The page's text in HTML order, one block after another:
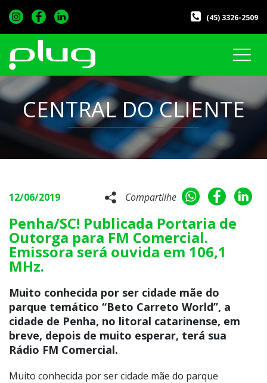
(45) 3326-2509
CENTRAL DO CLIENTE
12/06/2019 Compartilhe
Penha/SC! Publicada Portaria de
Outorga para FM Comercial.
Emissora será ouvida em 106,1
MHz.
Muito conhecida por ser cidade mãe do
parque temático “Beto Carreto World”, a
cidade de Penha, no litoral catarinense, em
breve, depois de muito esperar, terá sua
Rádio FM Comercial.
Muito conhecida por ser cidade mãe do parque